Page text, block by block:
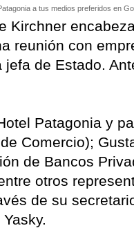
a tus medios preferidos en
Kirchner
reunión con
de Estado.
Patagonia y
Comercio);
de Bancos
otros
de su